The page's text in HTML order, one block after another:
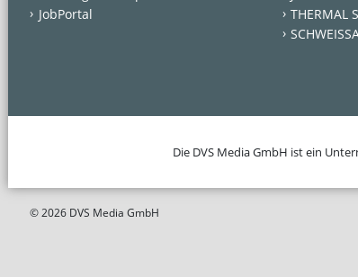
JobPortal
THERMAL
Die DVS Media GmbH ist ein
© 2026 DVS Media GmbH